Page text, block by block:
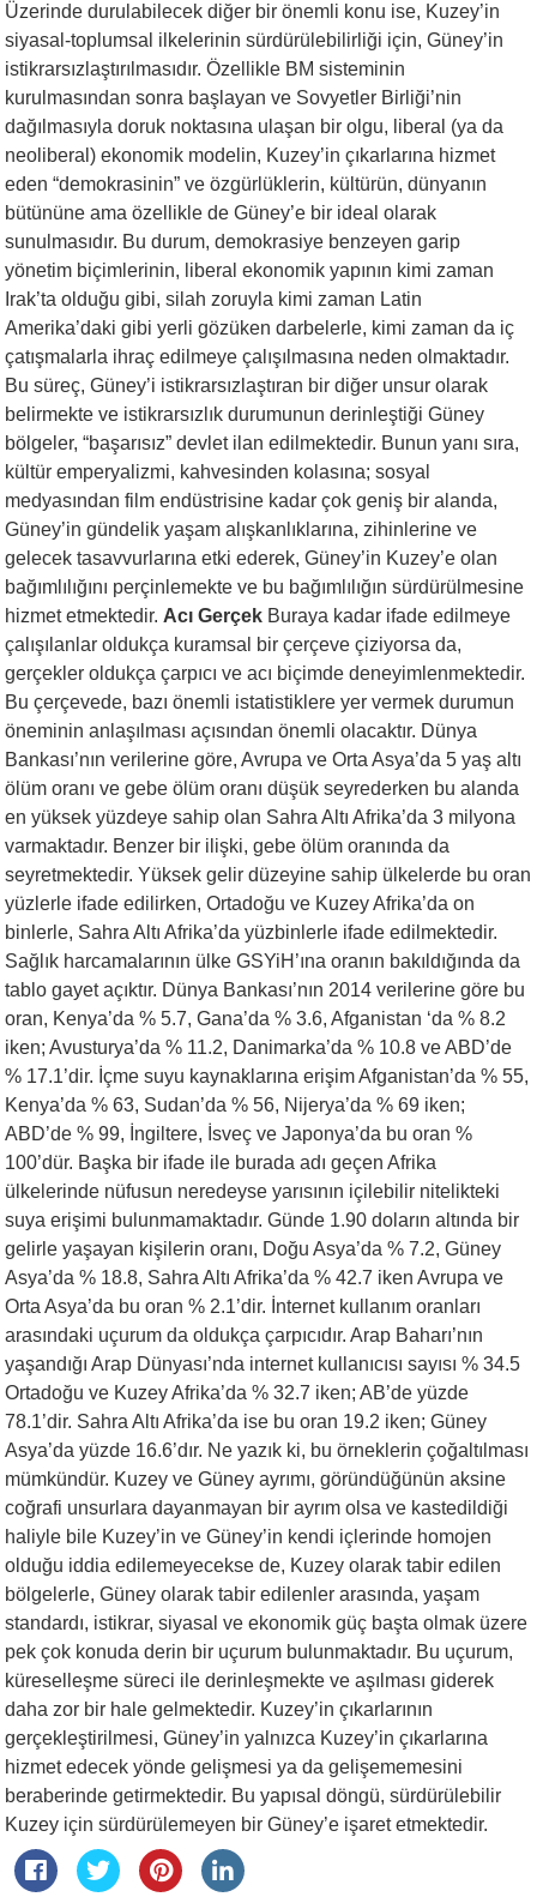
Üzerinde durulabilecek diğer bir önemli konu ise, Kuzey’in
siyasal-toplumsal ilkelerinin sürdürülebilirliği için, Güney’in
istikrarsızlaştırılmasıdır. Özellikle BM sisteminin
kurulmasından sonra başlayan ve Sovyetler Birliği’nin
dağılmasıyla doruk noktasına ulaşan bir olgu, liberal (ya da
neoliberal) ekonomik modelin, Kuzey’in çıkarlarına hizmet
eden “demokrasinin” ve özgürlüklerin, kültürün, dünyanın
bütününe ama özellikle de Güney’e bir ideal olarak
sunulmasıdır. Bu durum, demokrasiye benzeyen garip
yönetim biçimlerinin, liberal ekonomik yapının kimi zaman
Irak’ta olduğu gibi, silah zoruyla kimi zaman Latin
Amerika’daki gibi yerli gözüken darbelerle, kimi zaman da iç
çatışmalarla ihraç edilmeye çalışılmasına neden olmaktadır.
Bu süreç, Güney’i istikrarsızlaştıran bir diğer unsur olarak
belirmekte ve istikrarsızlık durumunun derinleştiği Güney
bölgeler, “başarısız” devlet ilan edilmektedir. Bunun yanı sıra,
kültür emperyalizmi, kahvesinden kolasına; sosyal
medyasından film endüstrisine kadar çok geniş bir alanda,
Güney’in gündelik yaşam alışkanlıklarına, zihinlerine ve
gelecek tasavvurlarına etki ederek, Güney’in Kuzey’e olan
bağımlılığını perçinlemekte ve bu bağımlılığın sürdürülmesine
hizmet etmektedir. Acı Gerçek Buraya kadar ifade edilmeye
çalışılanlar oldukça kuramsal bir çerçeve çiziyorsa da,
gerçekler oldukça çarpıcı ve acı biçimde deneyimlenmektedir.
Bu çerçevede, bazı önemli istatistiklere yer vermek durumun
öneminin anlaşılması açısından önemli olacaktır. Dünya
Bankası’nın verilerine göre, Avrupa ve Orta Asya’da 5 yaş altı
ölüm oranı ve gebe ölüm oranı düşük seyrederken bu alanda
en yüksek yüzdeye sahip olan Sahra Altı Afrika’da 3 milyona
varmaktadır. Benzer bir ilişki, gebe ölüm oranında da
seyretmektedir. Yüksek gelir düzeyine sahip ülkelerde bu oran
yüzlerle ifade edilirken, Ortadoğu ve Kuzey Afrika’da on
binlerle, Sahra Altı Afrika’da yüzbinlerle ifade edilmektedir.
Sağlık harcamalarının ülke GSYiH’ına oranın bakıldığında da
tablo gayet açıktır. Dünya Bankası’nın 2014 verilerine göre bu
oran, Kenya’da % 5.7, Gana’da % 3.6, Afganistan ‘da % 8.2
iken; Avusturya’da % 11.2, Danimarka’da % 10.8 ve ABD’de
% 17.1’dir. İçme suyu kaynaklarına erişim Afganistan’da % 55,
Kenya’da % 63, Sudan’da % 56, Nijerya’da % 69 iken;
ABD’de % 99, İngiltere, İsveç ve Japonya’da bu oran %
100’dür. Başka bir ifade ile burada adı geçen Afrika
ülkelerinde nüfusun neredeyse yarısının içilebilir nitelikteki
suya erişimi bulunmamaktadır. Günde 1.90 doların altında bir
gelirle yaşayan kişilerin oranı, Doğu Asya’da % 7.2, Güney
Asya’da % 18.8, Sahra Altı Afrika’da % 42.7 iken Avrupa ve
Orta Asya’da bu oran % 2.1’dir. İnternet kullanım oranları
arasındaki uçurum da oldukça çarpıcıdır. Arap Baharı’nın
yaşandığı Arap Dünyası’nda internet kullanıcısı sayısı % 34.5
Ortadoğu ve Kuzey Afrika’da % 32.7 iken; AB’de yüzde
78.1’dir. Sahra Altı Afrika’da ise bu oran 19.2 iken; Güney
Asya’da yüzde 16.6’dır. Ne yazık ki, bu örneklerin çoğaltılması
mümkündür. Kuzey ve Güney ayrımı, göründüğünün aksine
coğrafi unsurlara dayanmayan bir ayrım olsa ve kastedildiği
haliyle bile Kuzey’in ve Güney’in kendi içlerinde homojen
olduğu iddia edilemeyecekse de, Kuzey olarak tabir edilen
bölgelerle, Güney olarak tabir edilenler arasında, yaşam
standardı, istikrar, siyasal ve ekonomik güç başta olmak üzere
pek çok konuda derin bir uçurum bulunmaktadır. Bu uçurum,
küreselleşme süreci ile derinleşmekte ve aşılması giderek
daha zor bir hale gelmektedir. Kuzey’in çıkarlarının
gerçekleştirilmesi, Güney’in yalnızca Kuzey’in çıkarlarına
hizmet edecek yönde gelişmesi ya da gelişememesini
beraberinde getirmektedir. Bu yapısal döngü, sürdürülebilir
Kuzey için sürdürülemeyen bir Güney’e işaret etmektedir.